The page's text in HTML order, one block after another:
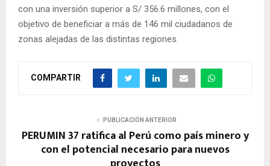
con una inversión superior a S/ 356.6 millones, con el
objetivo de beneficiar a más de 146 mil ciudadanos de
zonas alejadas de las distintas regiones.
COMPARTIR
PUBLICACIÓN ANTERIOR
PERUMIN 37 ratifica al Perú como país minero y
con el potencial necesario para nuevos